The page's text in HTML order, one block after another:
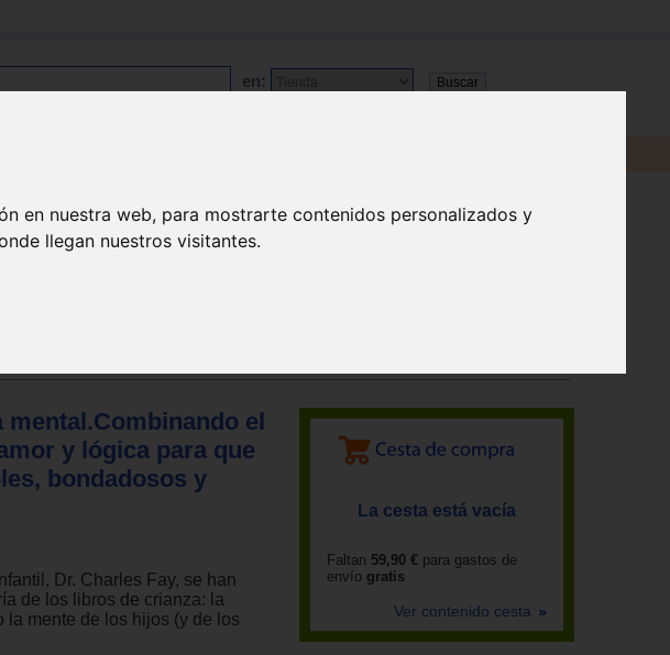
en nuestra web, para mostrarte contenidos personalizados y
llegan nuestros visitantes.
en:
el
y lógica para que
bondadosos y
Dr. Charles Fay, se han
de los libros de crianza: la
la mente de los hijos (y de los
La cesta está vacía
Faltan 59,90 € para gastos de
envío gratis
Ver contenido cesta